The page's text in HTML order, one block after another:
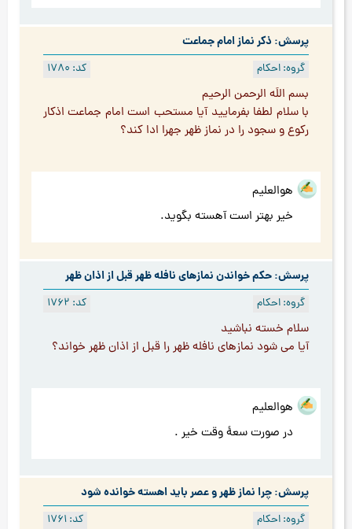
پرسش: ذکر نماز امام جماعت
کد: 1780 گروه: احکام
بسم اللَه الرحمن الرحيم
با سلام لطفا بفرماييد آيا مستحب است امام جماعت اذكار
ركوع و سجود را در نماز ظهر جهرا ادا كند؟
هوالعلیم
خیر بهتر است آهسته بگوید.
پرسش: حکم خواندن نمازهای نافله ظهر قبل از اذان ظهر
کد: 1762 گروه: احکام
سلام خسته نباشيد
آيا مي شود نمازهاي نافله ظهر را قبل از اذان ظهر خواند؟
هوالعلیم
در صورت سعۀ وقت خیر .
پرسش: چرا نماز ظهر و عصر باید اهسته خوانده شود
کد: 1761 گروه: احکام